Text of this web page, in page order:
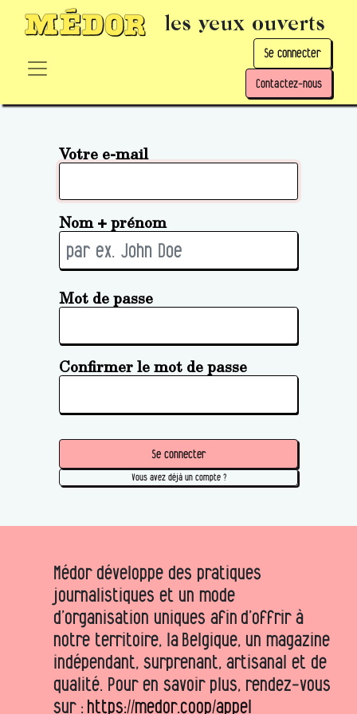
les yeux ouverts
Se connecter
Contactez-nous
Votre e-mail
Nom + prénom
Mot de passe
Confirmer le mot de passe
Se connecter
Vous avez déjà un compte ?
Médor développe des pratiques
journalistiques et un mode
d’organisation uniques afin d’offrir à
notre territoire, la Belgique, un magazine
indépendant, surprenant, artisanal et de
qualité. Pour en savoir plus, rendez-vous
sur : https://medor.coop/appel